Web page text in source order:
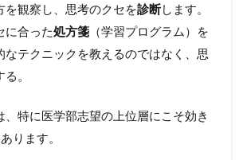
を観察し、思考のクセを診断します。
に合った処方箋 （学習プログラム）を
なテクニックを教えるのではなく、思
。
、特に医学部志望の上位層にこそ効き
ります。